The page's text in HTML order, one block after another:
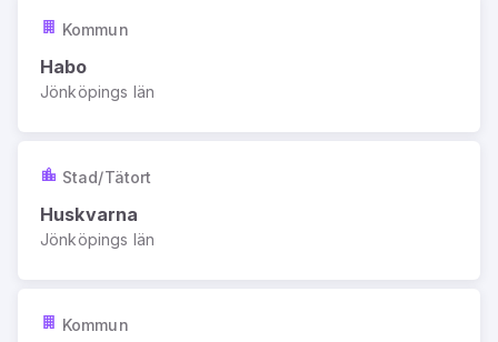
Kommun
Habo
Jönköpings län
Stad/Tätort
Huskvarna
Jönköpings län
Kommun